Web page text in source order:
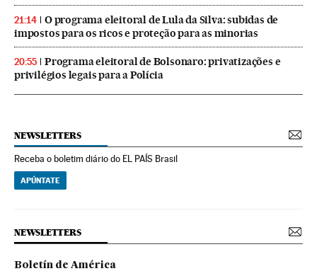
21:14
O programa eleitoral de Lula da Silva: subidas de
impostos para os ricos e proteção para as minorias
20:55
Programa eleitoral de Bolsonaro: privatizações e
privilégios legais para a Polícia
NEWSLETTERS
Receba o boletim diário do EL PAÍS Brasil
APÚNTATE
NEWSLETTERS
Boletín de América